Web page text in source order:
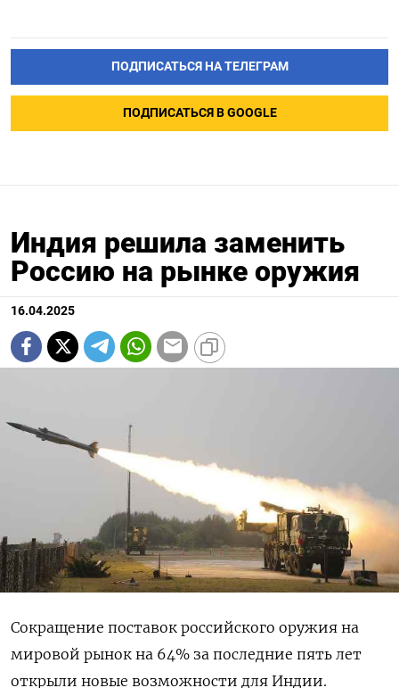
ПОДПИСАТЬСЯ НА ТЕЛЕГРАМ
ПОДПИСАТЬСЯ В GOOGLE
Индия решила заменить
Россию на рынке оружия
16.04.2025
Сокращение поставок российского оружия на
мировой рынок на 64% за последние пять лет
открыли новые возможности для Индии.